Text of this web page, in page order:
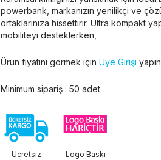
powerbank, markanızın yenilikçi ve
ortaklarınıza hissettirir. Ultra kompakt
mobiliteyi desteklerken,
Ürün fiyatını görmek için Üye Girişi
Minimum sipariş : 50 adet
Ücretsiz
Logo Baskı